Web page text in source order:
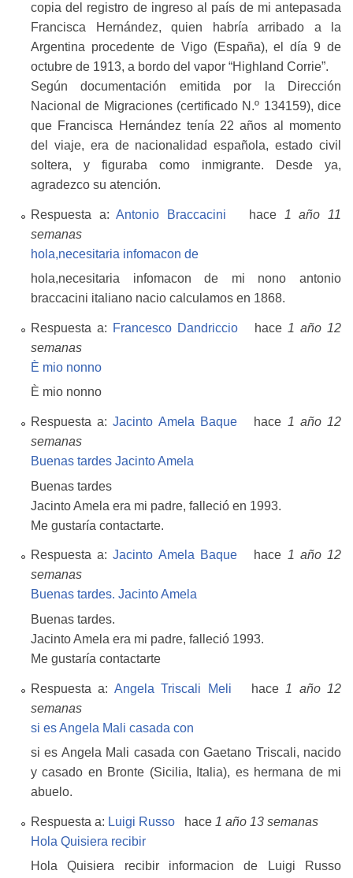
copia del registro de ingreso al país de mi antepasada
Francisca Hernández, quien habría arribado a la
Argentina procedente de Vigo (España), el día 9 de
octubre de 1913, a bordo del vapor “Highland Corrie”.
Según documentación emitida por la Dirección
Nacional de Migraciones (certificado N.º 134159), dice
que Francisca Hernández tenía 22 años al momento
del viaje, era de nacionalidad española, estado civil
soltera, y figuraba como inmigrante. Desde ya,
agradezco su atención.
Respuesta a:Antonio Braccacini hace 1 año 11
semanas
hola,necesitaria infomacon de
hola,necesitaria infomacon de mi nono antonio
braccacini italiano nacio calculamos en 1868.
Respuesta a: Francesco Dandriccio hace 1 año 12
semanas
È mio nonno
È mio nonno
Respuesta a:Jacinto Amela Baque hace 1 año 12
semanas
Buenas tardes Jacinto Amela
Buenas tardes
Jacinto Amela era mi padre, falleció en 1993.
Me gustaría contactarte.
Respuesta a:Jacinto Amela Baque hace 1 año 12
semanas
Buenas tardes. Jacinto Amela
Buenas tardes.
Jacinto Amela era mi padre, falleció 1993.
Me gustaría contactarte
Respuesta a: Angela Triscali Meli hace 1 año 12
semanas
si es Angela Mali casada con
si es Angela Mali casada con Gaetano Triscali, nacido
y casado en Bronte (Sicilia, Italia), es hermana de mi
abuelo.
Respuesta a: Luigi Russo hace 1 año 13 semanas
Hola Quisiera recibir
Hola Quisiera recibir informacion de Luigi Russo